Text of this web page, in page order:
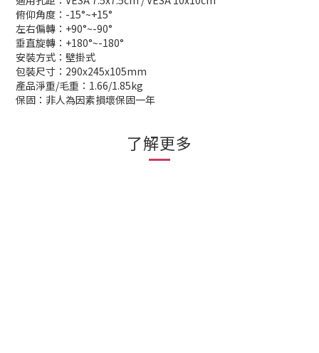
俯仰角度：-15°~+15°
左右偏轉：+90°~-90°
垂直旋轉：+180°~-180°
安裝方式：壁掛式
包裝尺寸：290x245x105mm
產品淨重/毛重：1.66/1.85kg
保固：非人為因素損壞保固一年
了解更多